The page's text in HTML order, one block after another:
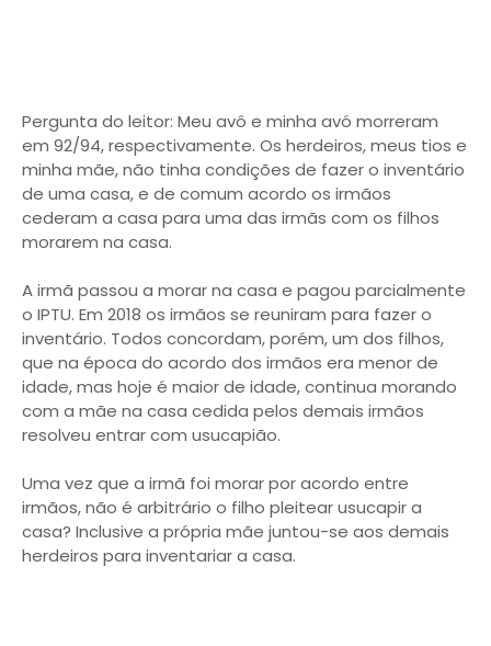
Pergunta do leitor: Meu avô e minha avó morreram
em 92/94, respectivamente. Os herdeiros, meus tios e
minha mãe, não tinha condições de fazer o inventário
de uma casa, e de comum acordo os irmãos
cederam a casa para uma das irmãs com os filhos
morarem na casa.
A irmã passou a morar na casa e pagou parcialmente
o IPTU. Em 2018 os irmãos se reuniram para fazer o
inventário. Todos concordam, porém, um dos filhos,
que na época do acordo dos irmãos era menor de
idade, mas hoje é maior de idade, continua morando
com a mãe na casa cedida pelos demais irmãos
resolveu entrar com usucapião.
Uma vez que a irmã foi morar por acordo entre
irmãos, não é arbitrário o filho pleitear usucapir a
casa? Inclusive a própria mãe juntou-se aos demais
herdeiros para inventariar a casa.